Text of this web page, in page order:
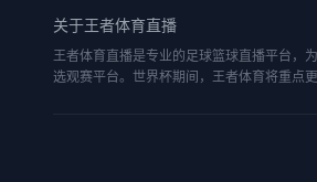
关于王者体育直播
王者体育直播是专业的足球篮球直播平台，
选观赛平台。世界杯期间，王者体育将重点